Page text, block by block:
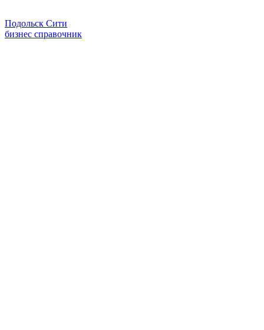
Подольск Сити
бизнес справочник